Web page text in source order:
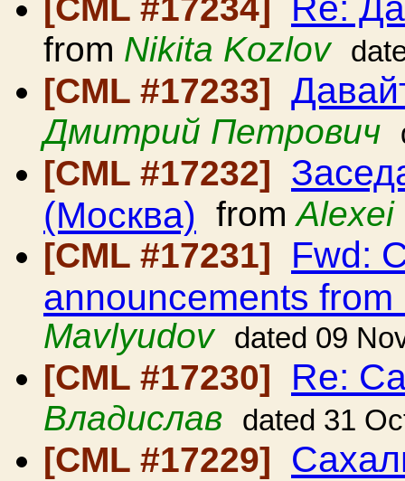
[CML #17234]
from Nikita Kozlov
[CML #17233]
Дмитрий Петрович
[CML #17232]
(Москва) fromAlexei
[CML #17231]
Fwd:
announcements from
Mavlyudov
dated 09
[CML #17230] Re:
Владислав dated 31
[CML #17229]